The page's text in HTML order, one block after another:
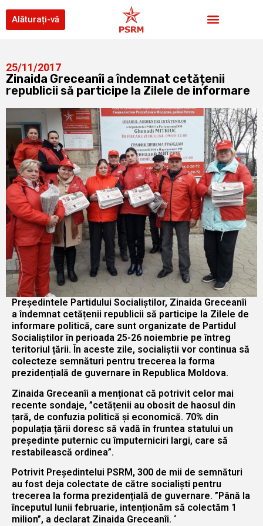
Alăturați-vă
25/11/2017
Zinaida Greceanîi a îndemnat cetățenii
republicii să participe la Zilele de informare
Președintele Partidului Socialiștilor, Zinaida Greceanîi
a îndemnat cetățenii republicii să participe la Zilele de
informare politică, care sunt organizate de Partidul
Socialiștilor în perioada 25-26 noiembrie pe întreg
teritoriul țării. În aceste zile, socialiștii vor continua să
colecteze semnături pentru trecerea la forma
prezidențială de guvernare în Republica Moldova.
Zinaida Greceanîi a menționat că potrivit celor mai
recente sondaje, ”cetățenii au obosit de haosul din
țară, de confuzia politică și economică. 70% din
populația țării doresc să vadă în fruntea statului un
președinte puternic cu împuterniciri largi, care să
restabilească ordinea”.
Potrivit Președintelui PSRM, 300 de mii de semnături
au fost deja colectate de către socialiști pentru
trecerea la forma prezidențială de guvernare. ”Până la
începutul lunii februarie, intenționăm să colectăm 1
milion”, a declarat Zinaida Greceanîi. ‘